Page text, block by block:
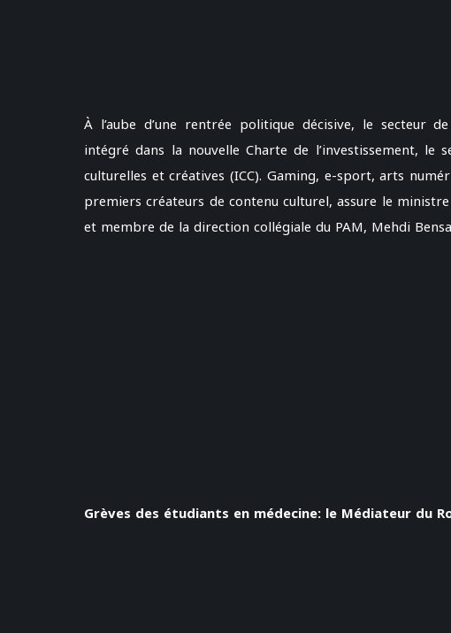
À l’aube d’une rentrée politique décisive, le secteur
intégré dans la nouvelle Charte de l’investissement, le
culturelles et créatives (ICC). Gaming, e-sport, arts
premiers créateurs de contenu culturel, assure le
et membre de la direction collégiale du PAM, Mehdi
Grèves des étudiants en médecine: le Médiateur du